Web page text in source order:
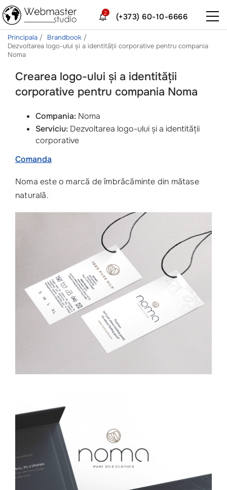
(+373) 60-10-6666
2
Principala
Brandbook
Dezvoltarea logo-ului și a identității corporative pentru compania
Noma
Crearea logo-ului și a identității
corporative pentru compania Noma
Compania: Noma
Serviciu: Dezvoltarea logo-ului și a identității
corporative
Comanda
Noma este o marcă de îmbrăcăminte din mătase
naturală.